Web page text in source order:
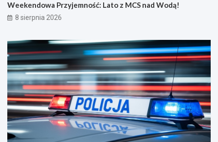
Weekendowa Przyjemność: Lato z MCS nad Wodą!
8 sierpnia 2026